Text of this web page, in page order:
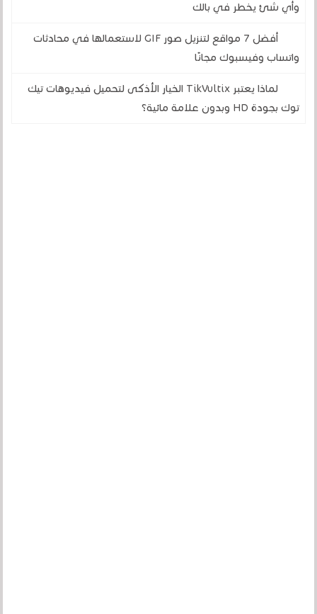
وأي شئ يخطر في بالك
أفضل 7 مواقع لتنزيل صور GIF لاستعمالها في محادثات
واتساب وفيسبوك مجانًا
لماذا يعتبر TikVultix الخيار الأذكى لتحميل فيديوهات تيك
توك بجودة HD وبدون علامة مائية؟